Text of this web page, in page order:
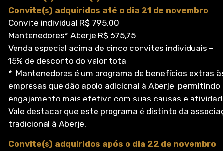
Convite(s) adquiridos até o dia 21 de novembro
Convite individual R$ 795,00
Mantenedores* Aberje R$ 675,75
Venda especial acima de cinco convites individuais –
15% de desconto do valor total
* Mantenedores é um programa de benefícios extras
empresas que dão apoio adicional à Aberje, permitindo
engajamento mais efetivo com suas causas e
Vale destacar que este programa é distinto da
tradicional à Aberje.
Convite(s) adquiridos após o dia 22 de novembro